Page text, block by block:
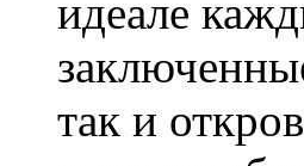
идеале
так и